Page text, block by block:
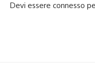
Devi essere connesso